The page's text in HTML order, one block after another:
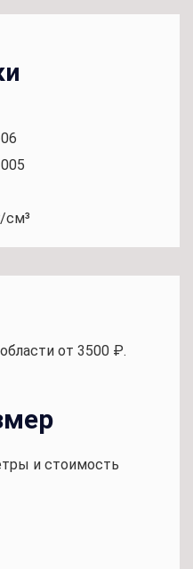
см³
от 3500 ₽.
и стоимость